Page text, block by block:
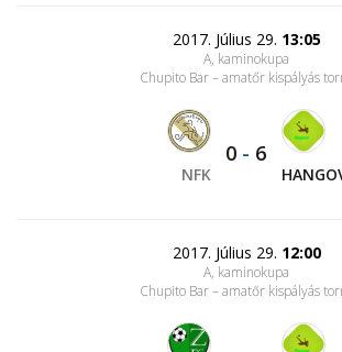
2017. Július 29. 13:05
A, kaminokupa
Chupito Bar – amatőr kispályás
NFK
0 - 6
2017. Július 29. 12:00
A, kaminokupa
Chupito Bar – amatőr kispályás